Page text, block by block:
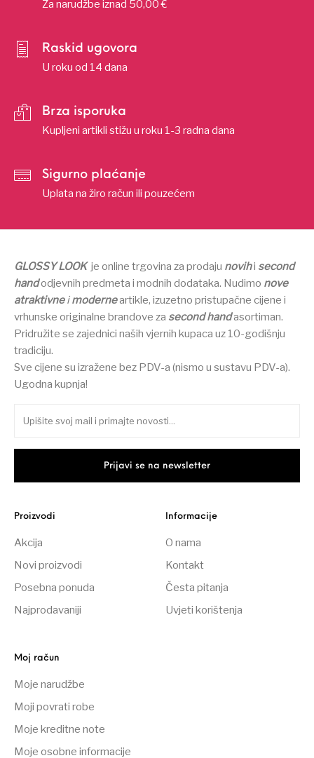
Za narudžbe iznad 50,00 €
Raskid ugovora
U roku od 14 dana
Brza isporuka
Kupljeni artikli stižu u roku 1-3 radna dana
Sigurno plaćanje
Uplata na žiro račun ili pouzećem
GLOSSY LOOK je online trgovina za prodaju novihi second
handodjevnih predmeta i modnih dodataka. Nudimo nove
atraktivneimoderneartikle, izuzetno pristupačne cijene i
vrhunske originalne brandove za second handasortiman.
Pridružite se zajednici naših vjernih kupaca uz 10-godišnju
tradiciju.
Sve cijene su izražene bez PDV-a (nismo u sustavu PDV-a).
Ugodna kupnja!
Proizvodi
Akcija
Novi proizvodi
Posebna ponuda
Najprodavaniji
Informacije
O nama
Kontakt
Česta pitanja
Uvjeti korištenja
Moj račun
Moje narudžbe
Moji povrati robe
Moje kreditne note
Moje osobne informacije